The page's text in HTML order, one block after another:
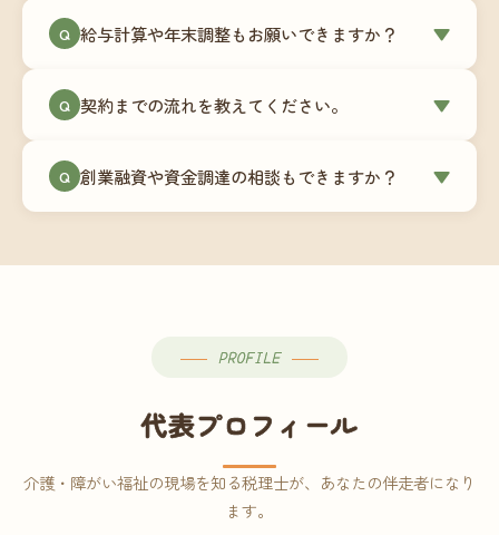
での変更も対応可能です。
供しています。これから会計ソフトを導入される
します。freee・弥生会計等をご利用中の場合は、
Q 給与計算や年末調整もお願いできますか？ ▼
怠集計あり／5名まで）は月額15,000円〜、年末調
す。人数が増える場合は別途お見積りします。
Q 契約までの流れを教えてください。 ▼
（30〜60分）でご事業内容・ご要望のヒアリング
→ ③お見積り・ご契約 → ④MFクラウドの初期設
談から契約まで費用は発生しませんので、お気軽
Q 創業融資や資金調達の相談もできますか？ ▼
PROFILE
代表プロフィール
介護・障がい福祉の現場を知る税理士が、あなたの伴走者になり
ます。